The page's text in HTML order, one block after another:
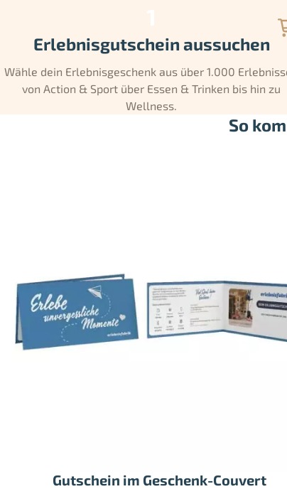
Erlebnisgutschein aussuchen
Wähle dein Erlebnisgeschenk aus über 1.000
von Action & Sport über Essen & Trinken bis hin zu
Wellness.
So
Gutschein im Geschenk-Couvert